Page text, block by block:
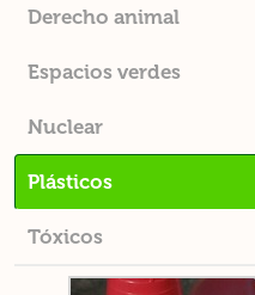
Derecho animal
Espacios verdes
Nuclear
Plásticos
Tóxicos